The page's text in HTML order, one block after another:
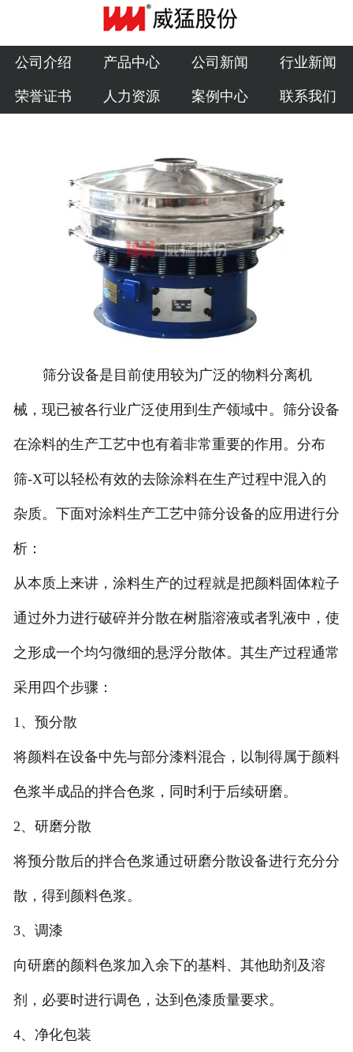
公司介绍
产品中心
公司新闻
荣誉证书
人力资源
案例中心
联系我们
公司介绍 产品中心 公司新闻 行业新闻
荣誉证书 人力资源 案例中心 联系我们
筛分设备是目前使用较为广泛的物料分离机
械，现已被各行业广泛使用到生产领域中。筛分设备
在涂料的生产工艺中也有着非常重要的作用。分布
筛-X可以轻松有效的去除涂料在生产过程中混入的
杂质。下面对涂料生产工艺中筛分设备的应用进行分
析：
从本质上来讲，涂料生产的过程就是把颜料固体粒子
通过外力进行破碎并分散在树脂溶液或者乳液中，使
之形成一个均匀微细的悬浮分散体。其生产过程通常
采用四个步骤：
1、预分散
将颜料在设备中先与部分漆料混合，以制得属于颜料
色浆半成品的拌合色浆，同时利于后续研磨。
2、研磨分散
将预分散后的拌合色浆通过研磨分散设备进行充分分
散，得到颜料色浆。
3、调漆
向研磨的颜料色浆加入余下的基料、其他助剂及溶
剂，必要时进行调色，达到色漆质量要求。
4、净化包装